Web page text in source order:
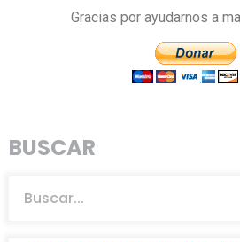
Gracias por ayudarnos a
BUSCAR